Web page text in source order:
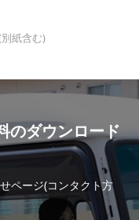
紙含む)
のダウンロード
ページ(コンタクト方